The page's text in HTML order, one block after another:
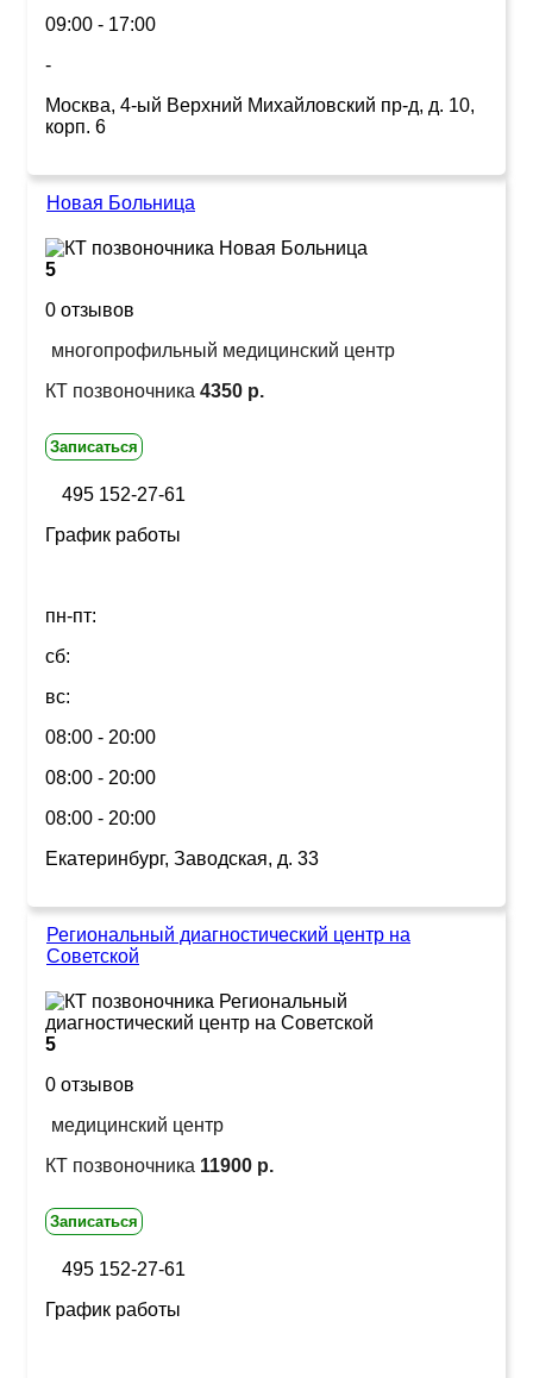
09:00 - 17:00
-
Москва, 4-ый Верхний Михайловский пр-д, д. 10,
корп. 6
Новая Больница
5
0 отзывов
многопрофильный медицинский центр
КТ позвоночника 4350 р.
Записаться
495 152-27-61
График работы
пн-пт:
сб:
вс:
08:00 - 20:00
08:00 - 20:00
08:00 - 20:00
Екатеринбург, Заводская, д. 33
Региональный диагностический центр на
Советской
5
0 отзывов
медицинский центр
КТ позвоночника 11900 р.
Записаться
495 152-27-61
График работы